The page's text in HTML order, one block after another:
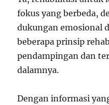
fokus yang berbeda,
dukungan emosional
beberapa prinsip
pendampingan dan
dalamnya.
Dengan informasi